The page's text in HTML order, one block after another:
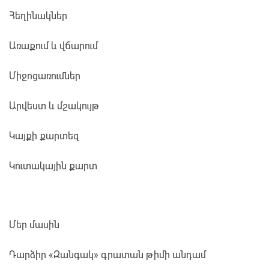
Հեղինակներ
Առաքում և վճարում
Միջոցառումներ
Արվեստ և մշակույթ
Կայքի քարտեզ
Կուտակային քարտ
Մեր մասին
Դարձիր «Զանգակ» գրատան թիմի անդամ